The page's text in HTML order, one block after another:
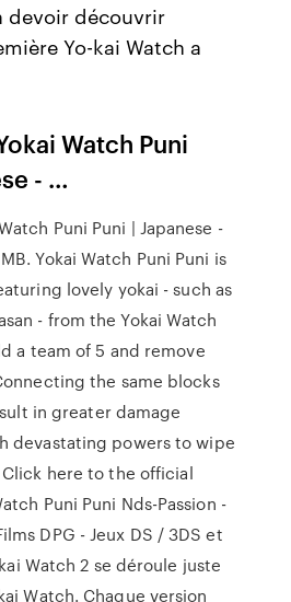
devoir découvrir
Yo-kai Watch a
Watch Puni
- …
Puni Puni | Japanese -
Yokai Watch Puni Puni is
lovely yokai - such as
- from the Yokai Watch
a team of 5 and remove
the same blocks
in greater damage
devastating powers to wipe
here to the official
Puni Puni Nds-Passion -
DPG - Jeux DS / 3DS et
Watch 2 se déroule juste
Watch. Chaque version